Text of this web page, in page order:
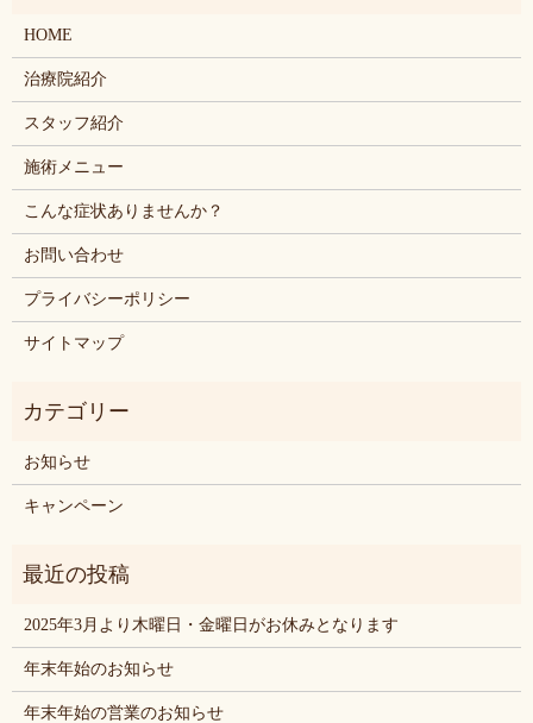
HOME
治療院紹介
スタッフ紹介
施術メニュー
こんな症状ありませんか？
お問い合わせ
プライバシーポリシー
サイトマップ
お知らせ
キャンペーン
2025年3月より木曜日・金曜日がお休みとなります
年末年始のお知らせ
年末年始の営業のお知らせ